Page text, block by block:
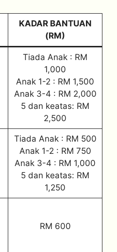
KADAR BANTUAN
(RM)
Tiada Anak : RM
1,000
Anak 1-2 : RM 1,500
Anak 3-4 : RM 2,000
5 dan keatas: RM
2,500
Tiada Anak : RM 500
Anak 1-2 : RM 750
Anak 3-4 : RM 1,000
5 dan keatas: RM
1,250
RM 600